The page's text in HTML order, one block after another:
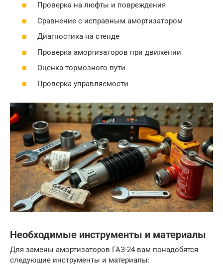
Проверка на люфты и повреждения
Сравнение с исправным амортизатором
Диагностика на стенде
Проверка амортизаторов при движении
Оценка тормозного пути
Проверка управляемости
Необходимые инструменты и материалы
Для замены амортизаторов ГАЗ-24 вам понадобятся
следующие инструменты и материалы: